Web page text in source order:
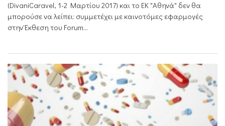
(DivaniCaravel, 1-2 Mαρτίου 2017) και το ΕΚ "Αθηνά" δεν θα
μπορούσε να λείπει: συμμετέχει με καινοτόμες εφαρμογές
στην Έκθεση του Forum...